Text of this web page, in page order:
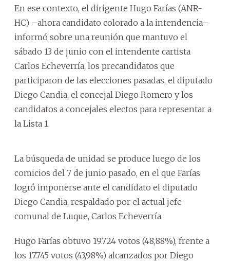
En ese contexto, el dirigente Hugo Farías (ANR-
HC) –ahora candidato colorado a la intendencia–
informó sobre una reunión que mantuvo el
sábado 13 de junio con el intendente cartista
Carlos Echeverría, los precandidatos que
participaron de las elecciones pasadas, el diputado
Diego Candia, el concejal Diego Romero y los
candidatos a concejales electos para representar a
la Lista 1.
La búsqueda de unidad se produce luego de los
comicios del 7 de junio pasado, en el que Farías
logró imponerse ante el candidato el diputado
Diego Candia, respaldado por el actual jefe
comunal de Luque, Carlos Echeverría.
Hugo Farías obtuvo 19.724 votos (48,88%), frente a
los 17.745 votos (43,98%) alcanzados por Diego